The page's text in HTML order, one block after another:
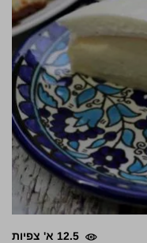
12.5 א' צפיות